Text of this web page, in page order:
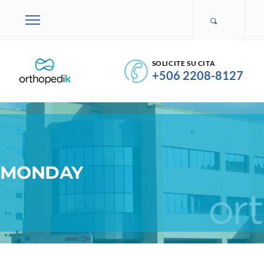
SOLICITE SU CITA
+506 2208-8127
MONDAY